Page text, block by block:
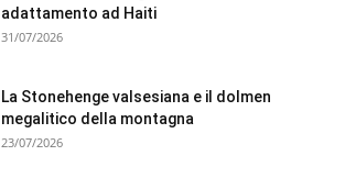
adattamento ad Haiti
31/07/2026
La Stonehenge valsesiana e il dolmen
megalitico della montagna
23/07/2026